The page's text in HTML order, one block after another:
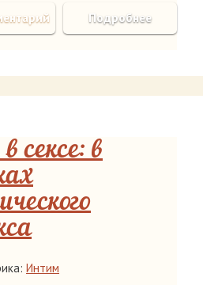
Подробнее
сексе: в
Интим